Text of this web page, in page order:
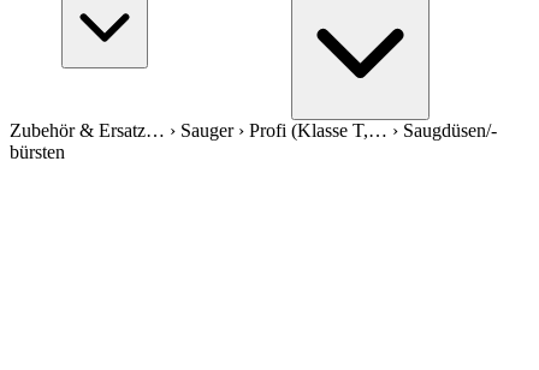
Zubehör & Ersatz… › Sauger› Profi (Klasse T,… › Saugdüsen/-
bürsten